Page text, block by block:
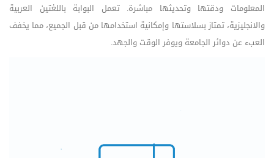
المعلومات ودقتها وتحديثها مباشرة. تعمل البوابة باللغتين العربية
والانجليزية، تمتاز بسلاستها وإمكانية استخدامها من قبل الجميع، مما يخفف
العبء عن دوائر الجامعة ويوفر الوقت والجهد.